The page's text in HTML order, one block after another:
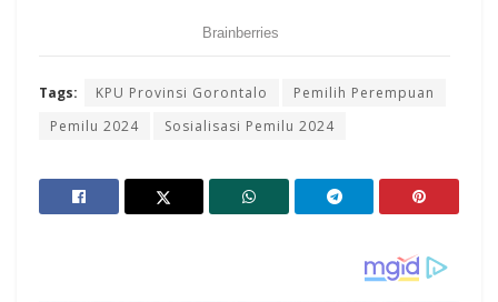
Tags: KPU Provinsi Gorontalo
Pemilih Perempuan
Pemilu 2024
Sosialisasi Pemilu 2024